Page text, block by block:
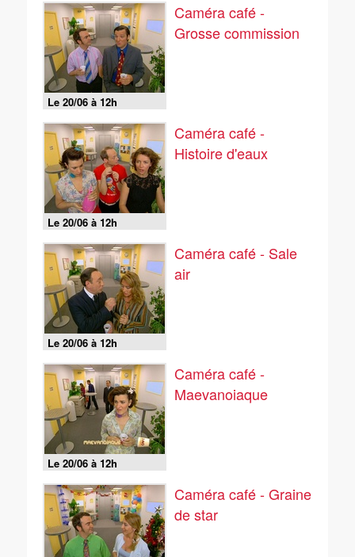
Le 20/06 à 12h
Caméra café -
Grosse commission
Le 20/06 à 12h
Caméra café -
Histoire d'eaux
Le 20/06 à 12h
Caméra café - Sale
air
Le 20/06 à 12h
Caméra café -
Maevanoiaque
Caméra café - Graine
de star